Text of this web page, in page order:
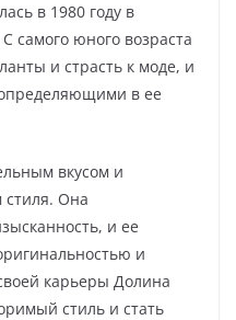
в 1980 году в
самого юного возраста
и страсть к моде, и
в ее
вкусом и
стиля. Она
и ее
и
карьеры Долина
стиль и стать